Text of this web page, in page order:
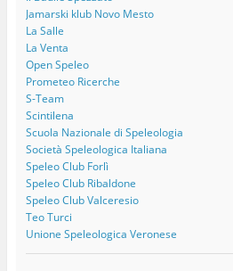
Jamarski klub Novo Mesto
La Salle
La Venta
Open Speleo
Prometeo Ricerche
S-Team
Scintilena
Scuola Nazionale di Speleologia
Società Speleologica Italiana
Speleo Club Forlì
Speleo Club Ribaldone
Speleo Club Valceresio
Teo Turci
Unione Speleologica Veronese